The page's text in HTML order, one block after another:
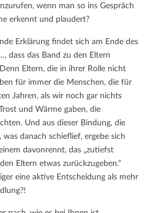
wenn man so ins Gespräch
erkennt und plaudert?
Erklärung findet sich am Ende des
dass das Band zu den Eltern
Eltern, die in ihrer Rolle nicht
für immer die Menschen, die für
Jahren, als wir noch gar nichts
und Wärme gaben, die
Und aus dieser Bindung, die
was danach schieflief, ergebe sich
davonrennt, das „zutiefst
Eltern etwas zurückzugeben.“
eine aktive Entscheidung als mehr